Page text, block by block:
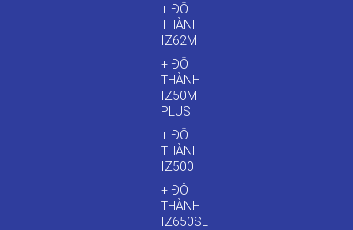
+ ĐÔ
THÀNH
IZ62M
+ ĐÔ
THÀNH
IZ50M
PLUS
+ ĐÔ
THÀNH
IZ500
+ ĐÔ
THÀNH
IZ650SL